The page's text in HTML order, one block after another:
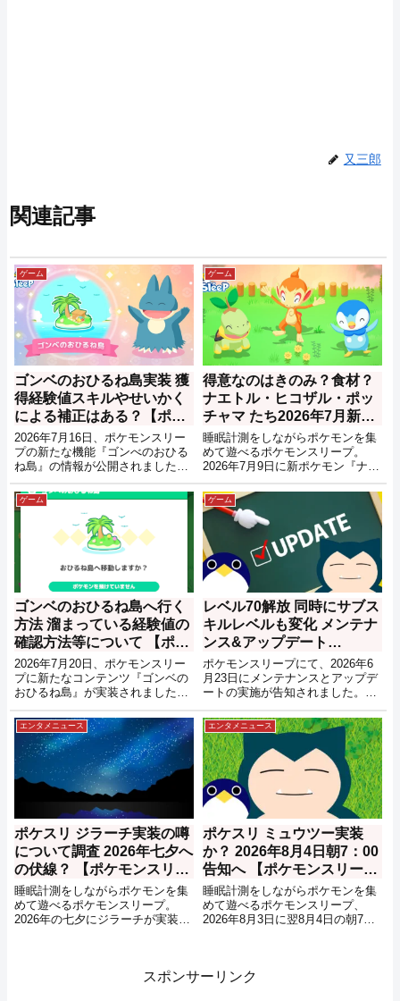
又三郎
関連記事
ゲーム
ゴンベのおひるね島実装 獲
得経験値スキルやせいかく
による補正はある？【ポケ
モンスリープ】
2026年7月16日、ポケモンスリー
プの新たな機能『ゴンべのおひる
ね島』の情報が公開されました。
ポケモンスリープ3周年となる
7/20に実装される新機能となって
おり、おてつだいポケモンを一匹
預けることで育成が可能となるよ
うです。
ゲーム
得意なのはきのみ？食材？
ナエトル・ヒコザル・ポッ
チャマ たち2026年7月新実
装【ポケスリ】
睡眠計測をしながらポケモンを集
めて遊べるポケモンスリープ。
2026年7月9日に新ポケモン『ナエ
トル』『ヒコザル』『ポッチャ
マ』とその進化系が実装されるこ
とが告知されました。
ゲーム
ゴンベのおひるね島へ行く
方法 溜まっている経験値の
確認方法等について 【ポケ
モンスリープ】
2026年7月20日、ポケモンスリー
プに新たなコンテンツ『ゴンベの
おひるね島』が実装されました。
こちらは、ゴンベのいる島に一匹
ポケモンを預けることで毎日一緒
に睡眠をしなくても経験値が手に
入るという物。最初、ゴンベのお
ひるね島に行く方法がわかりにく
かったので、その他の仕様なども
合わせて情報をメモしておきま
ゲーム
レベル70解放 同時にサブス
キルレベルも変化 メンテナ
ンス&アップデート
Ver.3.6.0 ポケモンスリープ
【2026年6月25日】
ポケモンスリープにて、2026年6
月23日にメンテナンスとアップデ
ートの実施が告知されました。6
月25日(木)に行われるVer3.6.0のア
ップデートでは、ポケモンなどの
各種レベルの上限が70まで開放。
さらに、ポケモンのサブスキルの
要求レベルが、75→70、100→80
で解放と緩和。そのため、このメ
ンテナンス終了時に、レベル70の
サブスキルが利用可能になるよう
エンタメニュース
ポケスリ ジラーチ実装の噂
について調査 2026年七夕へ
の伏線？ 【ポケモンスリー
プ】
睡眠計測をしながらポケモンを集
めて遊べるポケモンスリープ。
2026年の七夕にジラーチが実装さ
エンタメニュース
ポケスリ ミュウツー実装
か？ 2026年8月4日朝7：00
告知へ 【ポケモンスリー
プ】
睡眠計測をしながらポケモンを集
めて遊べるポケモンスリープ、
2026年8月3日に翌8月4日の朝7時
スポンサーリンク